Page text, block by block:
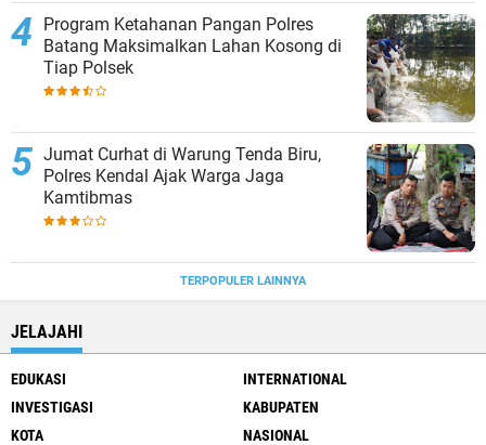
Program Ketahanan Pangan Polres
Batang Maksimalkan Lahan Kosong di
Tiap Polsek
Jumat Curhat di Warung Tenda Biru,
Polres Kendal Ajak Warga Jaga
Kamtibmas
TERPOPULER LAINNYA
JELAJAHI
EDUKASI
INTERNATIONAL
INVESTIGASI
KABUPATEN
KOTA
NASIONAL